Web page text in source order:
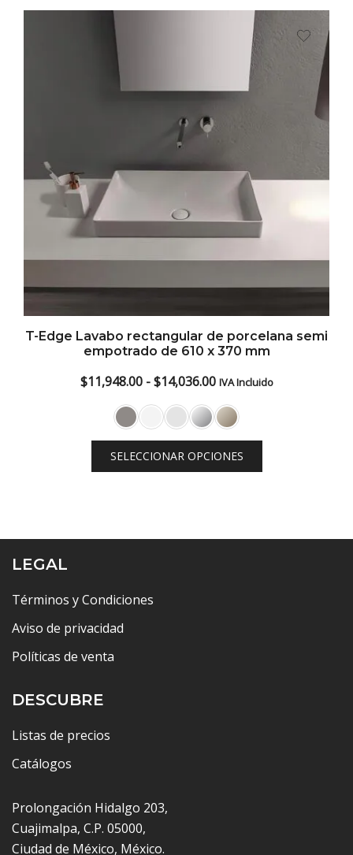
T-Edge Lavabo rectangular de porcelana semi
empotrado de 610 x 370 mm
$11,948.00 - $14,036.00Rango
de
precios:
desde
$11,948.00
IVA Incluido
SELECCIONAR OPCIONES
LEGAL
Términos y Condiciones
Aviso de privacidad
Políticas de venta
DESCUBRE
Listas de precios
Catálogos
Prolongación Hidalgo 203,
Cuajimalpa, C.P. 05000,
Ciudad de México, México.